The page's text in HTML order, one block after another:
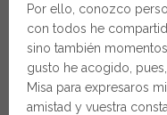
Por ello, conozco
con todos he
sino también
gusto he acogido,
Misa para expresaros
amistad y vuestra